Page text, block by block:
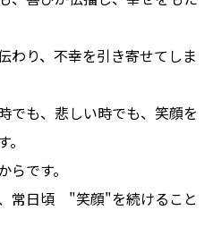
わり、不幸を引き寄せてしま
でも、悲しい時でも、笑顔を
です。
常日頃 "笑顔"を続けること